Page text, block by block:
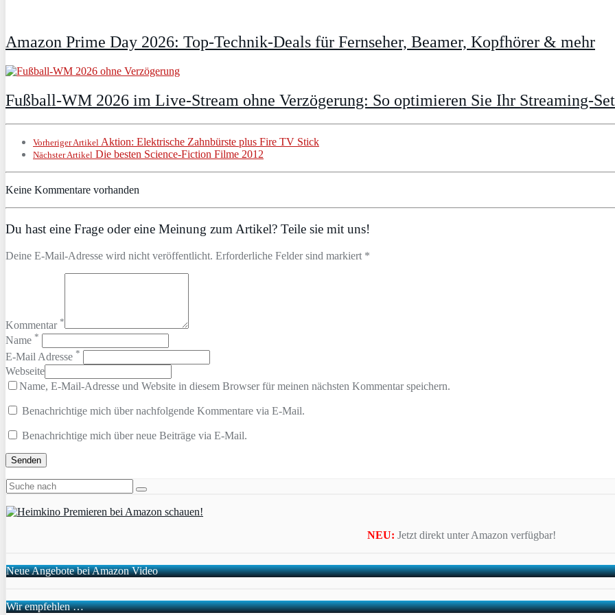
Amazon Prime Day 2026: Top-Technik-Deals für Fernseher, Beamer, Kopfhörer & mehr
Fußball-WM 2026 im Live-Stream ohne Verzögerung: So optimieren Sie Ihr Streaming-
Vorheriger Artikel Aktion: Elektrische Zahnbürste plus Fire TV Stick
Nächster Artikel Die besten Science-Fiction Filme 2012
Keine Kommentare vorhanden
Du hast eine Frage oder eine Meinung zum Artikel? Teile sie mit uns!
Deine E-Mail-Adresse wird nicht veröffentlicht. Erforderliche Felder sind markiert *
Kommentar *
Name *
E-Mail Adresse *
Webseite
Name, E-Mail-Adresse und Website in diesem Browser für meinen nächsten Kommentar speichern.
Benachrichtige mich über nachfolgende Kommentare via E-Mail.
Benachrichtige mich über neue Beiträge via E-Mail.
NEU: Jetzt direkt unter Amazon verfügbar!
Neue Angebote bei Amazon Video
Wir empfehlen …